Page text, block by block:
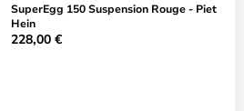
SuperEgg 150 Suspension Rouge - Piet
Hein
228,00 €